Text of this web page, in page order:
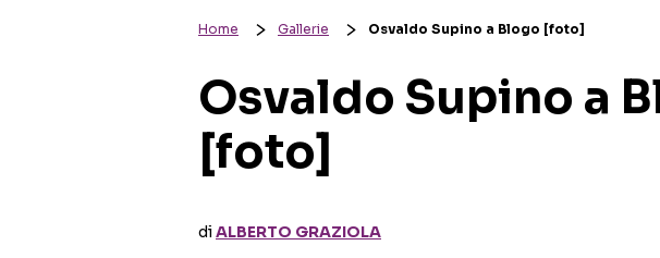
GOSSIP E
Home Gallerie Osvaldo Supino a Blogo [foto]
Osvaldo Supino a
[foto]
diALBERTO GRAZIOLA